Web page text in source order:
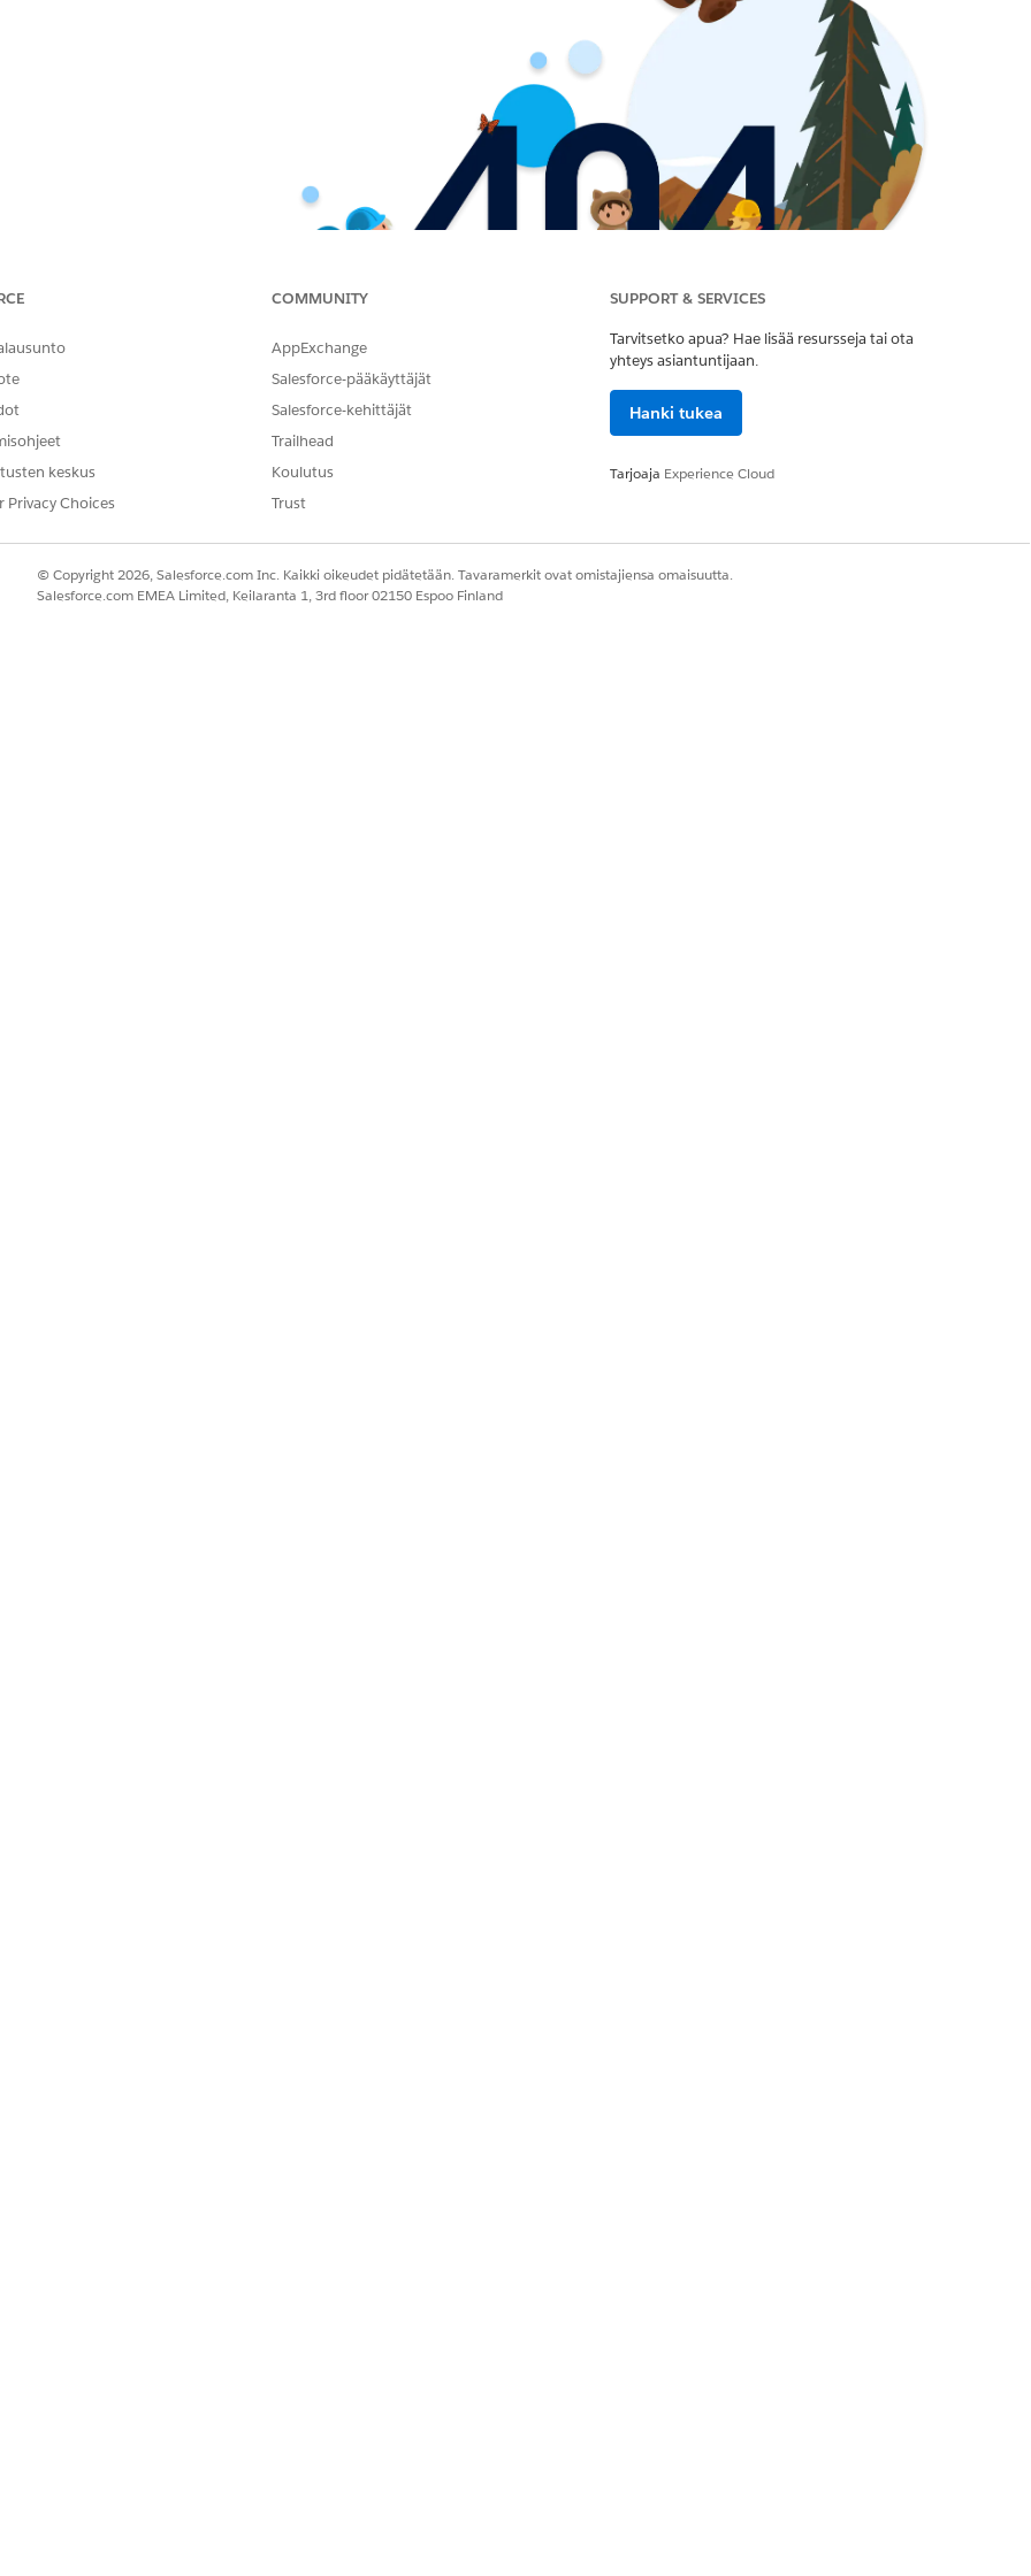
keskus
Privacy Choices
COMMUNITY
AppExchange
Salesforce-pääkäyttäjät
Salesforce-kehittäjät
Trailhead
Koulutus
Trust
SUPPORT & SERVICES
Tarvitsetko apua? Hae lisää resursseja tai ota
yhteys asiantuntijaan.
Hanki tukea
Tarjoaja Experience Cloud
© Copyright 2026, Salesforce.com Inc. Kaikki oikeudet pidätetään. Tavaramerkit ovat omistajiensa omaisuutta.
Salesforce.com EMEA Limited, Keilaranta 1, 3rd floor 02150 Espoo Finland